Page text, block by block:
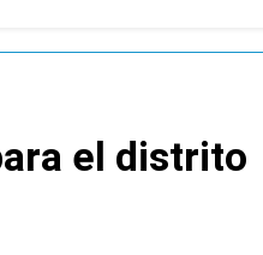
y llegan las temperaturas
debió eliminar otro
la Ley de Propiedad
el distrito